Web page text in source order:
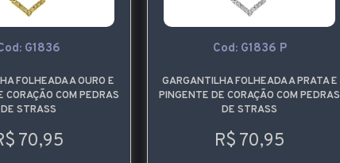
G1836
FOLHEADA A OURO E
CORAÇÃO COM PEDRAS
DE STRASS
70,95
Cod: G1836 P
GARGANTILHA FOLHEADA A PRATA E
PINGENTE DE CORAÇÃO COM PEDRAS
DE STRASS
R$ 70,95